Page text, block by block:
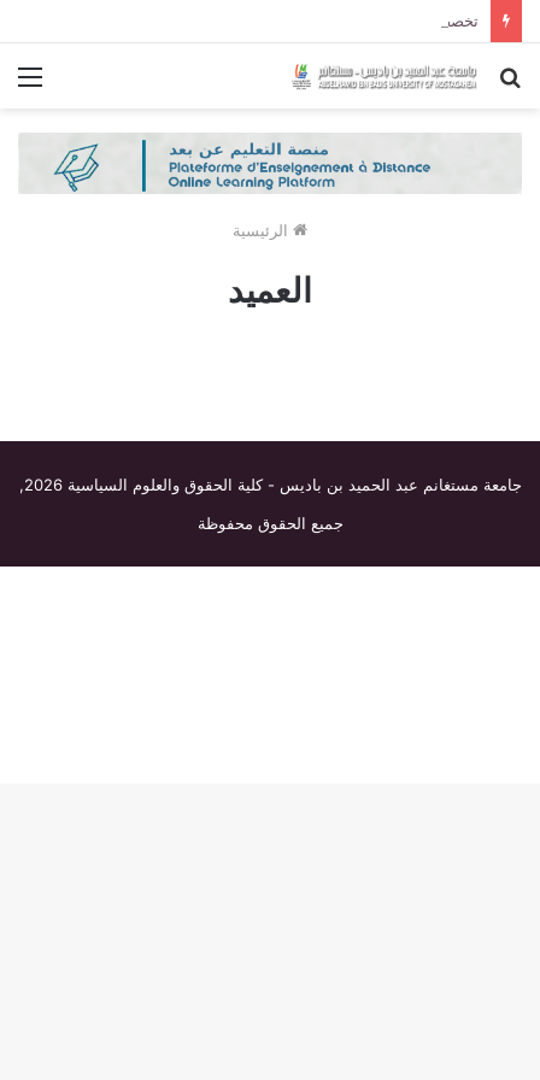
بحث
الرئيسية
العميد
جامعة مستغانم عبد الحميد بن باديس - كلية الحقوق والعلوم السياسية
2026,
جميع الحقوق محفوظة